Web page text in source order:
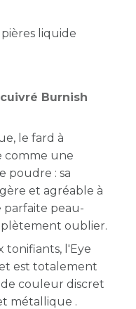
liquide
Burnish
le fard à
comme une
poudre : sa
et agréable à
parfaite peau-
oublier.
tonifiants, l'Eye
est totalement
couleur discret
métallique .